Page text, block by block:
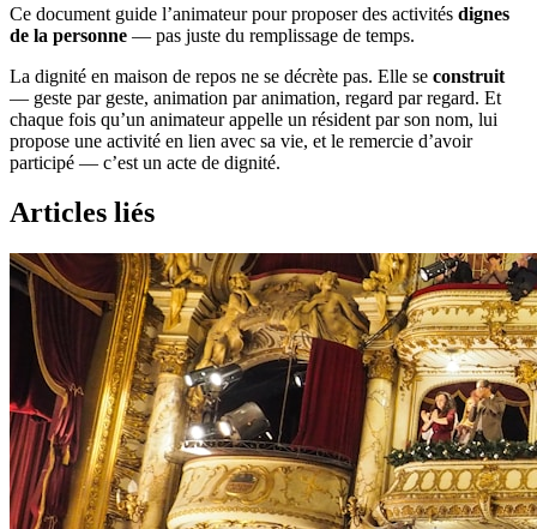
Ce document guide l’animateur pour proposer des activités dignes
de la personne — pas juste du remplissage de temps.
La dignité en maison de repos ne se décrète pas. Elle se construit
— geste par geste, animation par animation, regard par regard. Et
chaque fois qu’un animateur appelle un résident par son nom, lui
propose une activité en lien avec sa vie, et le remercie d’avoir
participé — c’est un acte de dignité.
Articles liés